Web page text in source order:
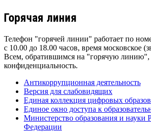
Горячая линия
Телефон "горячей линии" работает по
с 10.00 до 18.00 часов, время московское
Всем, обратившимся на "горячую линию",
конфиденциальность.
Антикоррупционная деятельность
Версия для слабовидящих
Единая коллекция цифровых
Единое окно доступа к
Министерство образования и науки
Федерации